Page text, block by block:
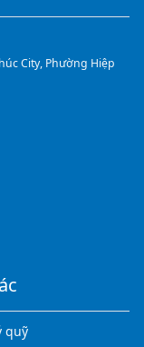
City, Phường Hiệp
quỹ